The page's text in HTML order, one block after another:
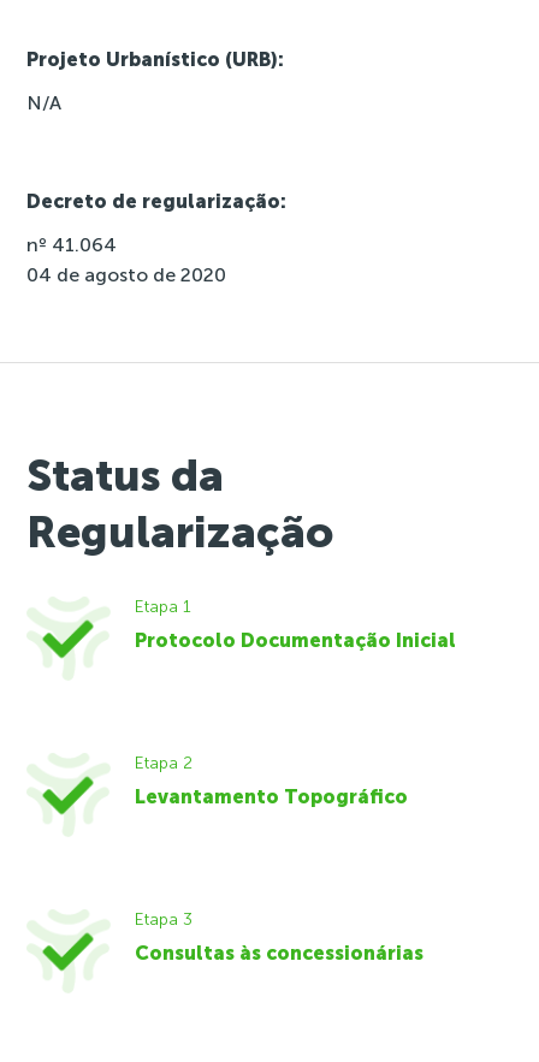
Projeto Urbanístico (URB):
N/A
Decreto de regularização:
nº 41.064
04 de agosto de 2020
Status da
Regularização
Etapa 1
Protocolo Documentação Inicial
Etapa 2
Levantamento Topográfico
Etapa 3
Consultas às concessionárias